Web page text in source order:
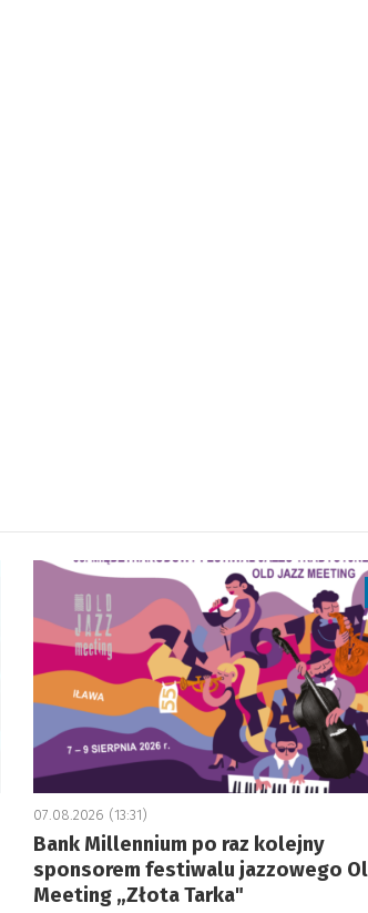
a
07.08.2026 (13:31)
Bank Millennium po raz kolejny
sponsorem festiwalu jazzowego
Meeting „Złota Tarka"